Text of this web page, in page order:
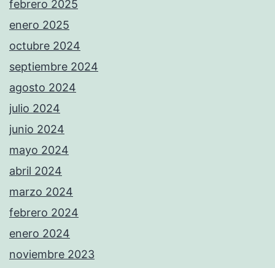
febrero 2025
enero 2025
octubre 2024
septiembre 2024
agosto 2024
julio 2024
junio 2024
mayo 2024
abril 2024
marzo 2024
febrero 2024
enero 2024
noviembre 2023